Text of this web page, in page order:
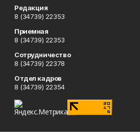
Редакция
8 (34739) 22353
Приемная
8 (34739) 22353
Сотрудничество
8 (34739) 22378
Отдел кадров
8 (34739) 22354